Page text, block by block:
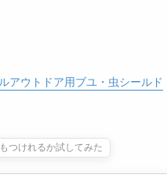
アウトドア用ブユ・虫シールド
つけれるか試してみた